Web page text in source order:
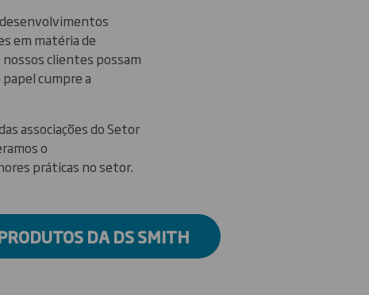
em matéria de
clientes possam
cumpre a
associações do Setor
o
práticas no setor.
DA DS SMITH